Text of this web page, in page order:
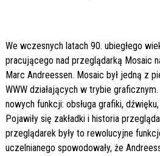
We wczesnych latach 90. ubiegłego
pracującego nad przeglądarką Mosaic
Marc Andreessen. Mosaic był jedną z
WWW działających w trybie
nowych funkcji: obsługa grafiki,
Pojawiły się zakładki i historia
przeglądarek były to rewolucyjne
uczelnianego spowodowały, że